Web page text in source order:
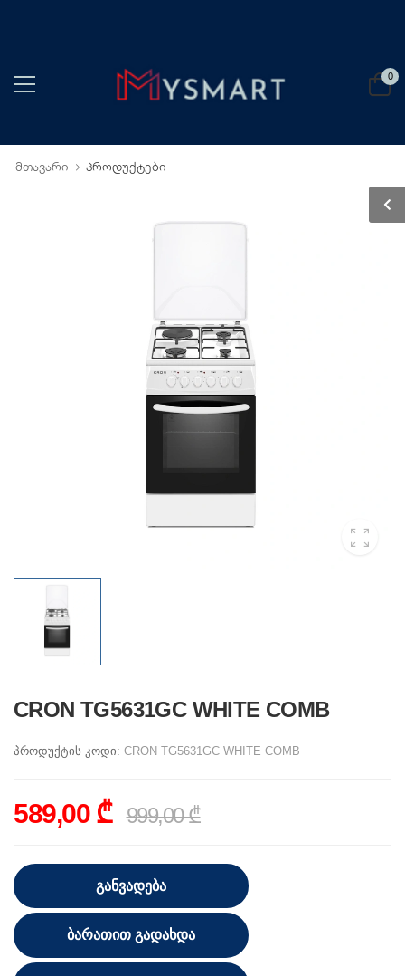
0
მთავარი პროდუქტები
CRON TG5631GC WHITE COMB
პროდუქტის კოდი: CRON TG5631GC WHITE COMB
589,00 ₾ 999,00 ₾
ᲒᲐᲜᲕᲐᲓᲔᲑᲐ
ᲑᲐᲠᲐᲗᲘᲗ ᲒᲐᲓᲐᲮᲓᲐ